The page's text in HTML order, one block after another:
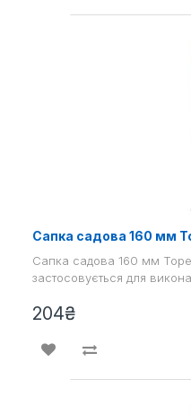
Сапка садова 160 мм
Сапка садова 160 мм
застосовується для
204₴